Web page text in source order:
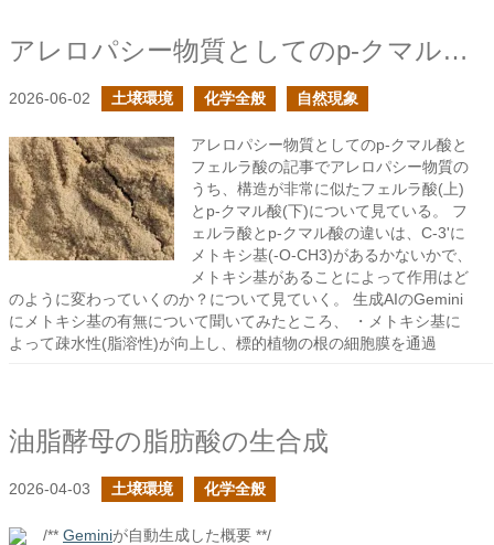
アレロパシー物質としてのp-クマル酸とフェルラ酸の続き
2026-06-02 土壌環境 化学全般 自然現象
アレロパシー物質としてのp-クマル酸と
フェルラ酸の記事でアレロパシー物質の
うち、構造が非常に似たフェルラ酸(上)
とp-クマル酸(下)について見ている。 フ
ェルラ酸とp-クマル酸の違いは、C-3'に
メトキシ基(-O-CH3)があるかないかで、
メトキシ基があることによって作用はど
のように変わっていくのか？について見ていく。 生成AIのGemini
にメトキシ基の有無について聞いてみたところ、 ・メトキシ基に
よって疎水性(脂溶性)が向上し、標的植物の根の細胞膜を通過
油脂酵母の脂肪酸の生合成
2026-04-03 土壌環境 化学全般
/** Geminiが自動生成した概要 **/